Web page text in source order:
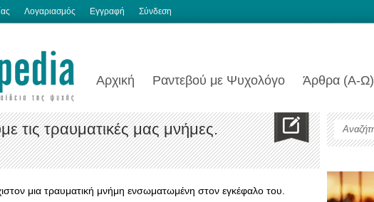
Λογαριασμός Εγγραφή Σύνδεση
Αρχική Ραντεβού με Ψυχολόγο Άρθρα (Α-Ω)
τις τραυματικές μας μνήμες.
μια τραυματική μνήμη ενσωματωμένη στον εγκέφαλο του.